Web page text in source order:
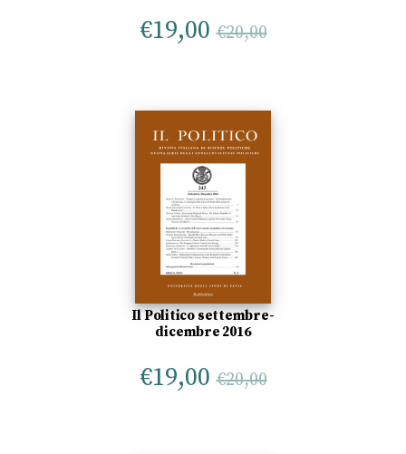
€19,00 €20,00
Il Politico settembre-
dicembre 2016
€19,00 €20,00